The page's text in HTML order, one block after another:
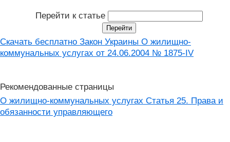
Перейти к статье
Скачать бесплатно Закон Украины О жилищно-
коммунальных услугах от 24.06.2004 № 1875-IV
Рекомендованные страницы
О жилищно-коммунальных услугах Статья 25. Права и
обязанности управляющего